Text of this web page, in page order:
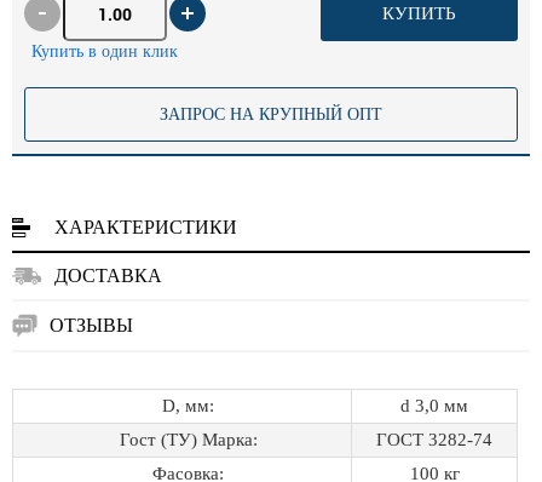
КУПИТЬ
Купить в один клик
ЗАПРОС НА КРУПНЫЙ ОПТ
ХАРАКТЕРИСТИКИ
ДОСТАВКА
ОТЗЫВЫ
D, мм:
d 3,0 мм
Гост (ТУ) Марка:
ГОСТ 3282-74
Фасовка:
100 кг